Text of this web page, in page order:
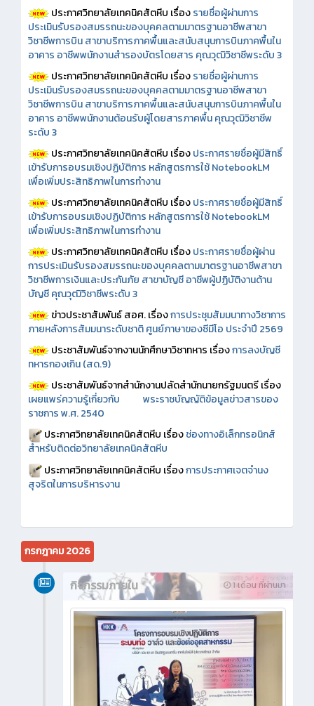
ประกาศวิทยาลัยเทคนิคสัตหีบ เรื่องรายชื่อผู้ผ่านการ
ประเมินรับรองสมรรถนะของบุคคลตามมาตรฐานอาชีพสาขา
วิชาชีพการบิน สาขาบริการภาคพื้นและสนับสนุนการบินภาคพื้นใน
อาคาร อาชีพพนักงานสำรองบัตรโดยสาร คุณวุฒิวิชาชีพระดับ 3
ประกาศวิทยาลัยเทคนิคสัตหีบ เรื่องรายชื่อผู้ผ่านการ
ประเมินรับรองสมรรถนะของบุคคลตามมาตรฐานอาชีพสาขา
วิชาชีพการบิน สาขาบริการภาคพื้นและสนับสนุนการบินภาคพื้นใน
อาคาร อาชีพพนักงานต้อนรับผู้โดยสารภาคพื้น คุณวุฒิวิชาชีพ
ระดับ 3
ประกาศวิทยาลัยเทคนิคสัตหีบ เรื่องประกาศรายชื่อผู้มีสิทธิ์
เข้ารับการอบรมเชิงปฏิบัติการ หลักสูตรการใช้ NotebookLM
เพื่อเพิ่มประสิทธิภาพในการทำงาน
ประกาศวิทยาลัยเทคนิคสัตหีบ เรื่องประกาศรายชื่อผู้มีสิทธิ์
เข้ารับการอบรมเชิงปฏิบัติการ หลักสูตรการใช้ NotebookLM
เพื่อเพิ่มประสิทธิภาพในการทำงาน
ประกาศวิทยาลัยเทคนิคสัตหีบ เรื่องประกาศรายชื่อผู้ผ่าน
การประเมินรับรองสมรรถนะของบุคคลตามมาตรฐานอาชีพสาขา
วิชาชีพการเงินและประกันภัย สาขาบัญชี อาชีพผู้ปฏิบัติงานด้าน
บัญชี คุณวุฒิวิชาชีพระดับ 3
ข่าวประชาสัมพันธ์ สอศ.เรื่องการประชุมสัมมนาทางวิชาการ
ภายหลังการสัมมนาระดับชาติ ศูนย์ภาษาของซีมีโอ ประจำปี 2569
ประชาสัมพันธ์จากงานนักศึกษาวิชาทหาร เรื่องการลงบัญชี
ทหารกองเกิน (สด.9)
ประชาสัมพันธ์จากสำนักงานปลัดสำนักนายกรัฐมนตรี เรื่อง
เผยแพร่ความรู้เกี่ยวกับ พระราชบัญญัติข้อมูลข่าวสารของ
ราชการ พ.ศ. 2540
ประกาศวิทยาลัยเทคนิคสัตหีบ เรื่องช่องทางอิเล็กทรอนิกส์
สำหรับติดต่อวิทยาลัยเทคนิคสัตหีบ
ประกาศวิทยาลัยเทคนิคสัตหีบ เรื่องการประกาศเจตจำนง
สุจริตในการบริหารงาน
กรกฎาคม 2026
1 เดือน ที่ผ่านมา
กิจกรรมภายใน